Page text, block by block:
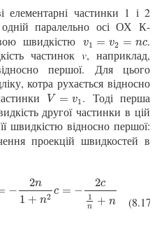
елементарні частинки 1 і 2
одній паралельно осі ОХ К-
швидкістю
v1 = v2 = nc
v1 =v 2=n c
.
частинок v, наприклад,
першої. Для цього
котра рухається відносно
V = v1
V=v1 . Тоді перша
другої частинки в цій
швидкістю відносно першої:
проекцій швидкостей в
−
2n
1 + n2 c = −
2c
1
n + n
c 2=−2n1+n2 c=−2c1n+n
(8.17)